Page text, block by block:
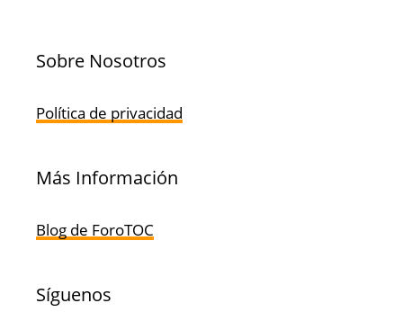
Sobre Nosotros
Política de privacidad
Más Información
Blog de ForoTOC
Síguenos